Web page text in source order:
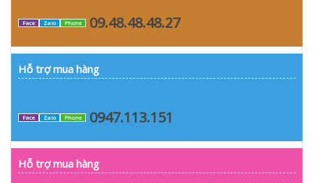
Face Zalo Phone 09.48.48.48.27
Hỗ trợ mua hàng
Face Zalo Phone 0947.113.151
Hỗ trợ mua hàng